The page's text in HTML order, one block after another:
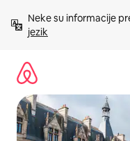
sadržaj
Neke su informacije
jezik